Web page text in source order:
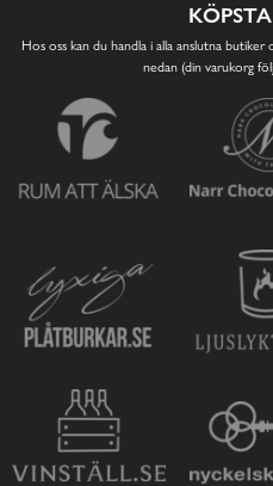
Hos oss kan du handla i alla anslutna
nedan (din varukorg